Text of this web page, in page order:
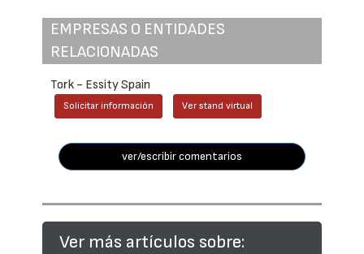
EMPRESAS O ENTIDADES
RELACIONADAS
Tork - Essity Spain
Solicitar información Ver stand virtual
ver/escribir comentarios
Ver más artículos sobre: